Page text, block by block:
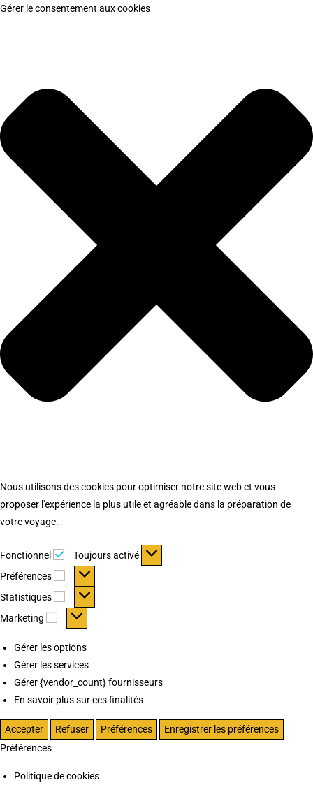
Gérer le consentement aux cookies
Nous utilisons des cookies pour optimiser notre site web et vous
proposer l'expérience la plus utile et agréable dans la préparation de
votre voyage.
Fonctionnel Fonctionnel
Toujours activé
Préférences
Préférences
Statistiques Statistiques
Marketing Marketing
Gérer les options
Gérer les services
Gérer {vendor_count} fournisseurs
En savoir plus sur ces finalités
Accepter Refuser Préférences
Enregistrer les préférences
Préférences
Politique de cookies